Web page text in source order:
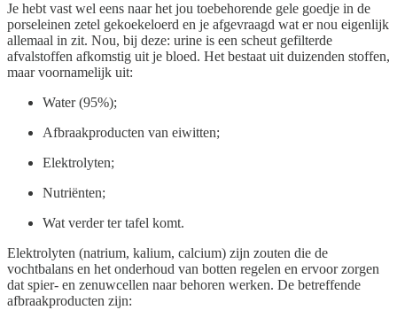
Je hebt vast wel eens naar het jou toebehorende gele goedje in de
porseleinen zetel gekoekeloerd en je afgevraagd wat er nou eigenlijk
allemaal in zit. Nou, bij deze: urine is een scheut gefilterde
afvalstoffen afkomstig uit je bloed. Het bestaat uit duizenden stoffen,
maar voornamelijk uit:
Water (95%);
Afbraakproducten van eiwitten;
Elektrolyten;
Nutriënten;
Wat verder ter tafel komt.
Elektrolyten (natrium, kalium, calcium) zijn zouten die de
vochtbalans en het onderhoud van botten regelen en ervoor zorgen
dat spier- en zenuwcellen naar behoren werken. De betreffende
afbraakproducten zijn: